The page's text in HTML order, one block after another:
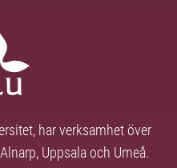
har verksamhet över
Uppsala och Umeå.